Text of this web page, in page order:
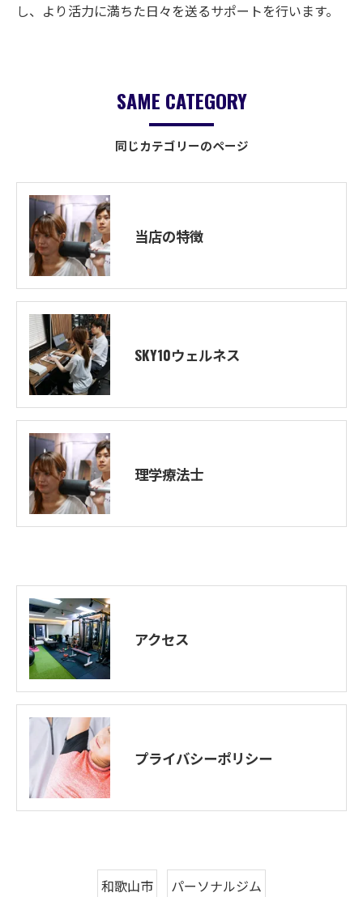
し、より活力に満ちた日々を送るサポートを行います。
同じカテゴリーのページ
SAME CATEGORY
当店の特徴
SKY10ウェルネス
理学療法士
アクセス
プライバシーポリシー
和歌山市 パーソナルジム